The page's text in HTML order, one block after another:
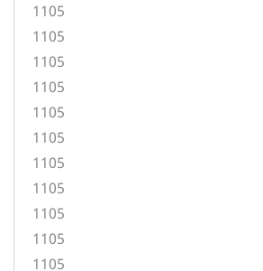
1105
1105
1105
1105
1105
1105
1105
1105
1105
1105
1105